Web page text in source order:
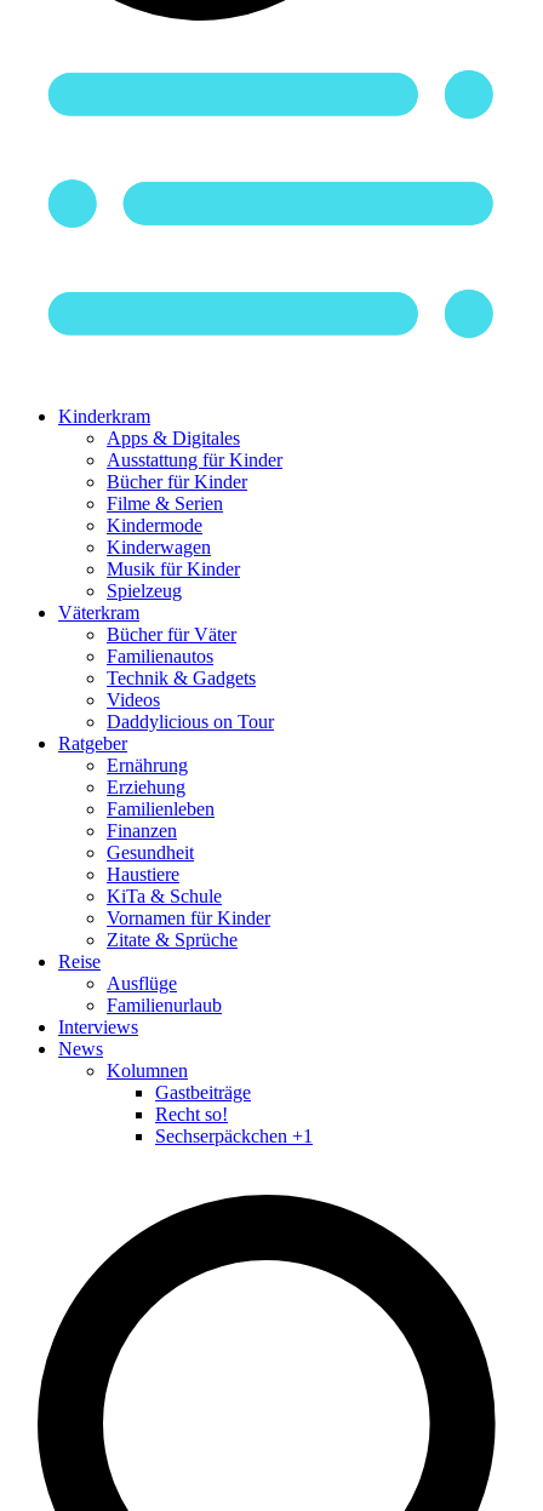
Kinderkram
Apps & Digitales
Ausstattung für Kinder
Bücher für Kinder
Filme & Serien
Kindermode
Kinderwagen
Musik für Kinder
Spielzeug
Väterkram
Bücher für Väter
Familienautos
Technik & Gadgets
Videos
Daddylicious on Tour
Ratgeber
Ernährung
Erziehung
Familienleben
Finanzen
Gesundheit
Haustiere
KiTa & Schule
Vornamen für Kinder
Zitate & Sprüche
Reise
Ausflüge
Familienurlaub
Interviews
News
Kolumnen
Gastbeiträge
Recht so!
Sechserpäckchen +1